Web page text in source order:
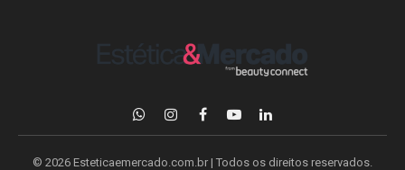
WhatsAppInstagram
FacebookYouTubeLinkedIn
© 2026 Esteticaemercado.com.br | Todos os direitos reservados.